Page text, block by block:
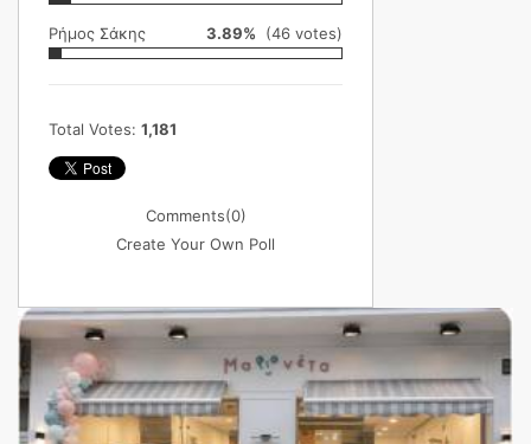
Ρήμος Σάκης 3.89% (46 votes)
Total Votes: 1,181
Comments(0)
Create Your Own Poll